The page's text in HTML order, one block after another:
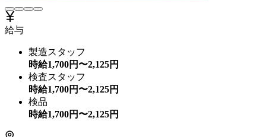
給与
製造スタッフ
時給1,700円〜2,125円
検査スタッフ
時給1,700円〜2,125円
検品
時給1,700円〜2,125円